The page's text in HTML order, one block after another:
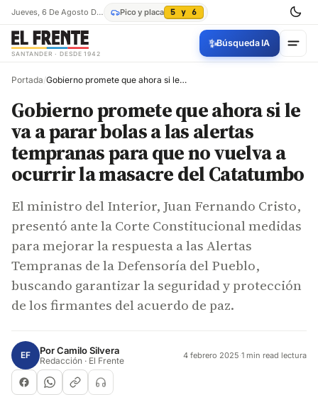
Jueves, 6 De Agosto De 2026 Pico y placa 5 y 6
SANTANDER · DESDE 1942
✨Búsqueda IA
Portada/ Gobierno promete que ahora si le va a parar bolas a las alertas tempranas para que no vuelva a ocurrir la masacre del Catatumbo
Gobierno promete que ahora si le
va a parar bolas a las alertas
tempranas para que no vuelva a
ocurrir la masacre del Catatumbo
El ministro del Interior, Juan Fernando Cristo,
presentó ante la Corte Constitucional medidas
para mejorar la respuesta a las Alertas
Tempranas de la Defensoría del Pueblo,
buscando garantizar la seguridad y protección
de los firmantes del acuerdo de paz.
EF PorCamilo Silvera
Redacción · El Frente 4 febrero 2025·1 min read lectura